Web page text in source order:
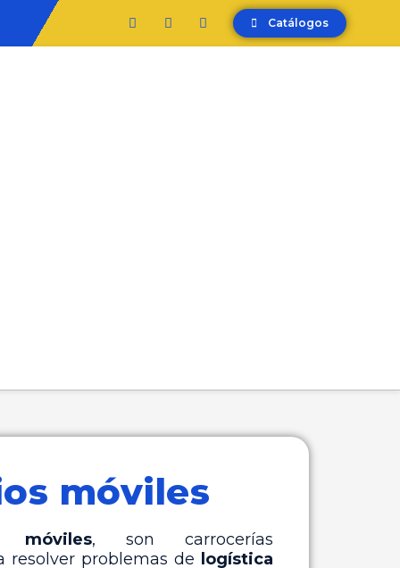
Catálogos
móviles
móviles, son carrocerías
resolver problemas de
logística